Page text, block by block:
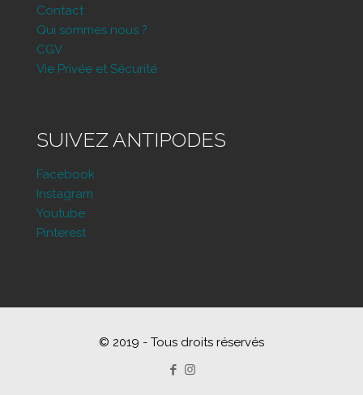
Contact
Qui sommes nous ?
CGV
Vie Privée et Sécurité
SUIVEZ ANTIPODES
Facebook
Instagram
Youtube
Pinterest
© 2019 - Tous droits réservés